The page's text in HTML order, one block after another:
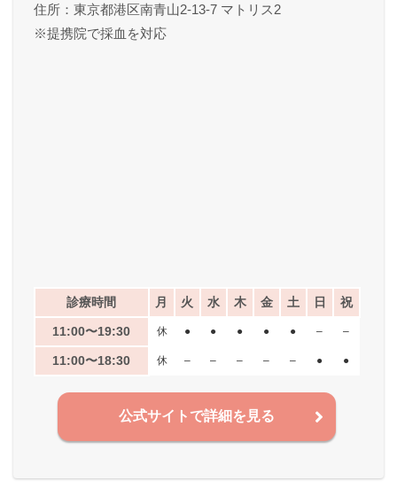
住所：東京都港区南青山2-13-7 マトリス2
※提携院で採血を対応
診療時間 月 火 水 木 金 土 日 祝
11:00〜19:30 休 ● ● ● ● ● – –
11:00〜18:30 休 – – – – – ● ●
公式サイトで詳細を見る